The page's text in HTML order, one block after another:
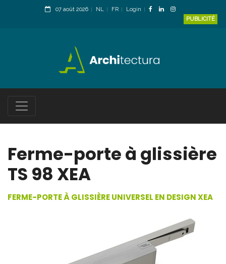
07 août 2026 NL FR
Login
PUBLICITÉ
Ferme-porte à glissière
TS 98 XEA
FERME-PORTE À GLISSIÈRE UNIVERSEL EN DESIGN XEA